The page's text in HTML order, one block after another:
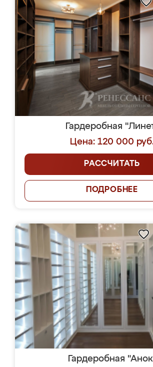
Гардеробная
Цена: 120 000
РАССЧИТАТЬ
ПОДРОБНЕЕ
Гардеробная